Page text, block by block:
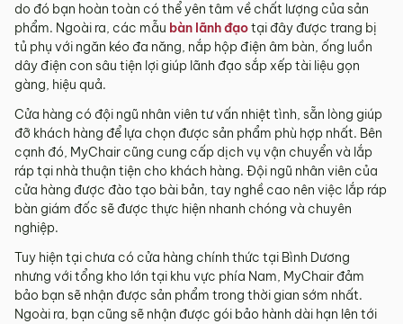
do đó bạn hoàn toàn có thể yên tâm về chất lượng của sản
phẩm. Ngoài ra, các mẫu bàn lãnh đạotại đây được trang bị
tủ phụ với ngăn kéo đa năng, nắp hộp điện âm bàn, ống luồn
dây điện con sâu tiện lợi giúp lãnh đạo sắp xếp tài liệu gọn
gàng, hiệu quả.
Cửa hàng có đội ngũ nhân viên tư vấn nhiệt tình, sẵn lòng giúp
đỡ khách hàng để lựa chọn được sản phẩm phù hợp nhất. Bên
cạnh đó, MyChair cũng cung cấp dịch vụ vận chuyển và lắp
ráp tại nhà thuận tiện cho khách hàng. Đội ngũ nhân viên của
cửa hàng được đào tạo bài bản, tay nghề cao nên việc lắp ráp
bàn giám đốc sẽ được thực hiện nhanh chóng và chuyên
nghiệp.
Tuy hiện tại chưa có cửa hàng chính thức tại Bình Dương
nhưng với tổng kho lớn tại khu vực phía Nam, MyChair đảm
bảo bạn sẽ nhận được sản phẩm trong thời gian sớm nhất.
Ngoài ra, bạn cũng sẽ nhận được gói bảo hành dài hạn lên tới